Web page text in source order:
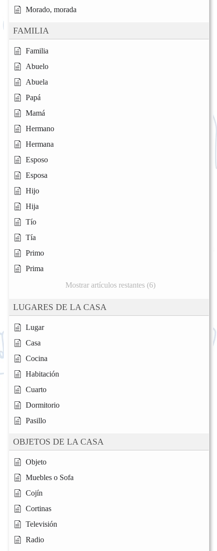
Morado, morada
FAMILIA
Familia
Abuelo
Abuela
Papá
Mamá
Hermano
Hermana
Esposo
Esposa
Hijo
Hija
Tío
Tía
Primo
Prima
Mostrar artículos restantes (6)
LUGARES DE LA CASA
Lugar
Casa
Cocina
Habitación
Cuarto
Dormitorio
Pasillo
OBJETOS DE LA CASA
Objeto
Muebles o Sofa
Cojín
Cortinas
Televisión
Radio